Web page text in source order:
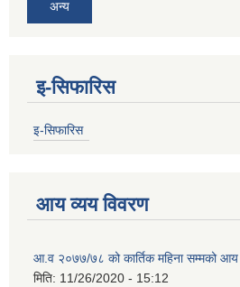
अन्य
इ-सिफारिस
इ-सिफारिस
आय व्यय विवरण
आ.व २०७७/७८ को कार्तिक महिना सम्मको आय
मिति: 11/26/2020 - 15:12